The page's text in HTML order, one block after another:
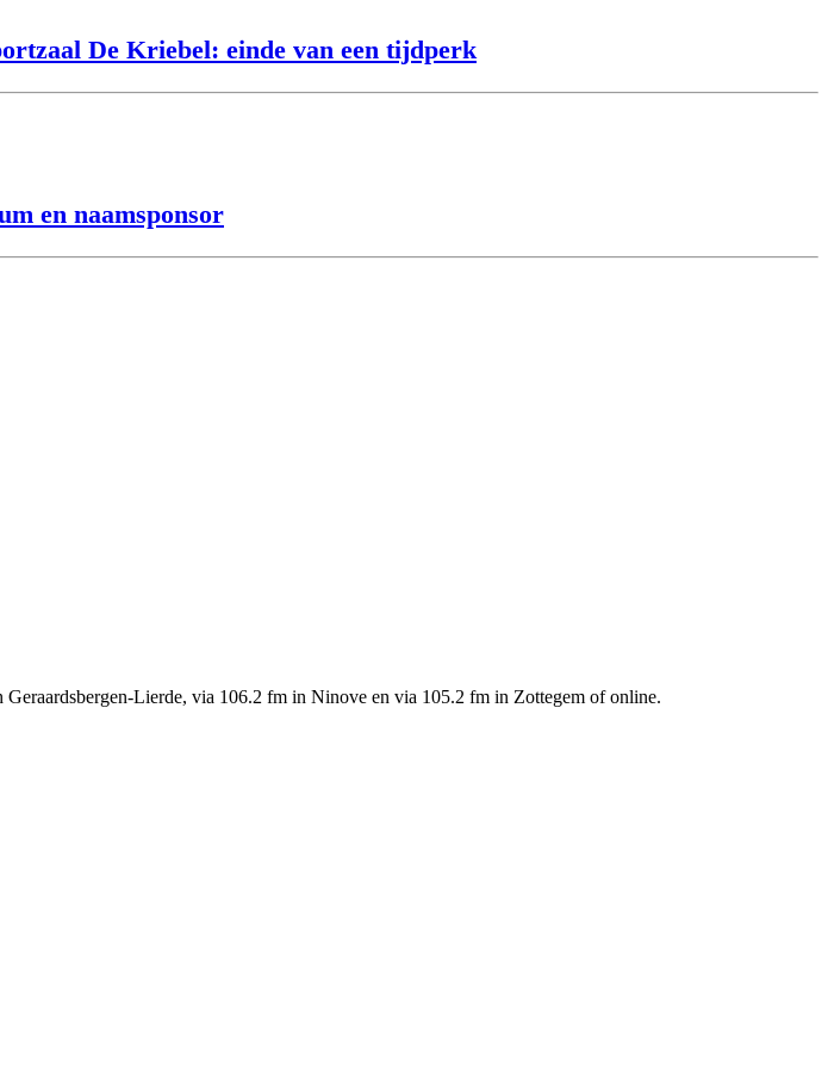
De Kriebel: einde van een tijdperk
en naamsponsor
Lierde, via 106.2 fm in Ninove en via 105.2 fm in Zottegem of online.